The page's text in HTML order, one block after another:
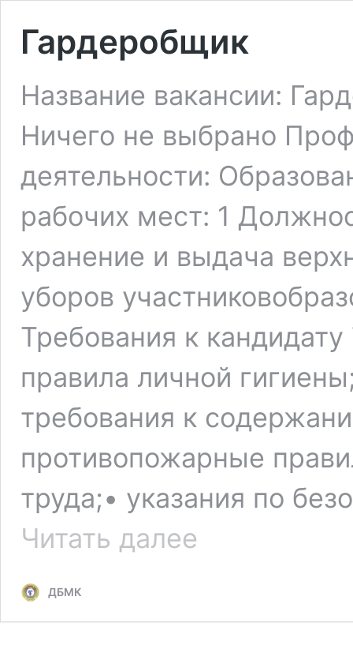
Гардеробщик
Название вакансии:
Ничего не выбрано
деятельности:
рабочих мест: 1
хранение и выдача
уборов
Требования к
правила личной
требования к
противопожарные
труда;• указания по
Читать далее
ДБМК